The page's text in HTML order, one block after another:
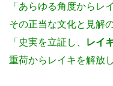
「あらゆる角度からレ
その正当な文化と見解
「史実を立証し、
レイ
重荷からレイキを解放